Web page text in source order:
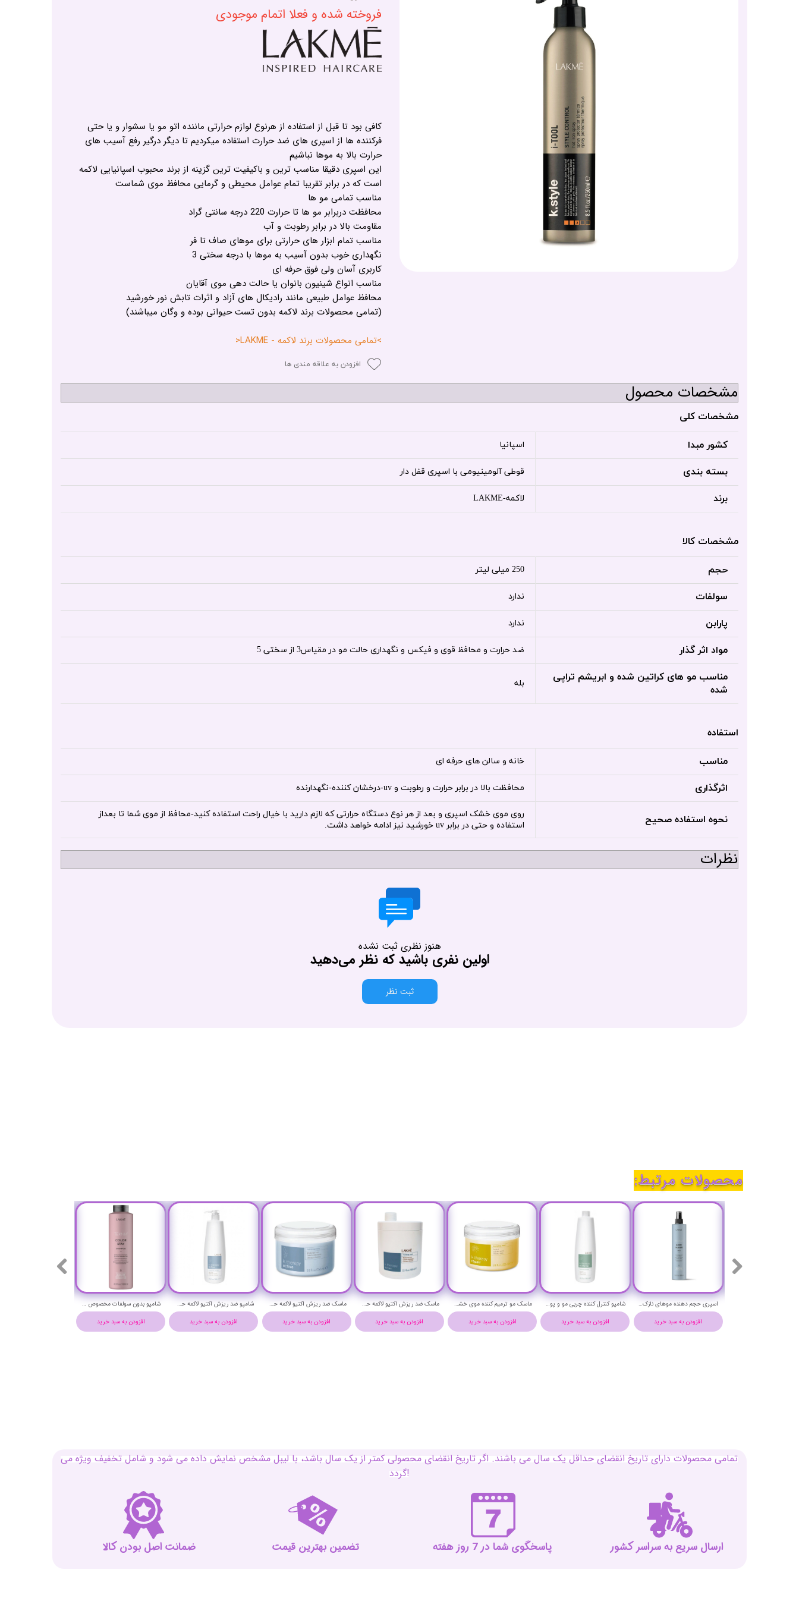
فروخته شده و فعلا اتمام موجودی
کافی بود تا قبل از استفاده از هرنوع لوازم حرارتی ماننده اتو مو یا سشوار و یا حتی
فرکننده ها از اسپری های ضد حرارت استفاده میکردیم تا دیگر درگیر رفع آسیب های
حرارت بالا به موها نباشیم
این اسپری دقیقا مناسب ترین و باکیفیت ترین گزینه از برند محبوب اسپانیایی لاکمه
است که در برابر تقریبا تمام عوامل محیطی و گرمایی محافظ موی شماست
مناسب تمامی مو ها
محافظت دربرابر مو ها تا حرارت 220 درجه سانتی گراد
مقاومت بالا در برابر رطوبت و آب
مناسب تمام ابزار های حرارتی برای موهای صاف تا فر
نگهداری خوب بدون آسیب به موها با درجه سختی 3
کاربری آسان ولی فوق حرفه ای
مناسب انواع شینیون بانوان یا حالت دهی موی آقایان
محافظ عوامل طبیعی مانند رادیکال های آزاد و اثرات تابش نور خورشید
(تمامی محصولات برند لاکمه بدون تست حیوانی بوده و وگان میباشند)
>تمامی محصولات برند لاکمه - LAKME<
افزودن به علاقه مندی ها
مشخصات محصول
مشخصات کلی
کشور مبدا اسپانیا
بسته بندی قوطی آلومینیومی با اسپری قفل دار
برند لاکمه-LAKME
مشخصات کالا
حجم 250 میلی لیتر
سولفات ندارد
پارابن ندارد
مواد اثر گذار ضد حرارت و محافظ قوی و فیکس و نگهداری حالت مو در مقیاس3 از سختی 5
مناسب مو های کراتین شده و ابریشم تراپی
شده
بله
استفاده
مناسب خانه و سالن های حرفه ای
اثرگذاری محافظت بالا در برابر حرارت و رطوبت و uv-درخشان کننده-نگهدارنده
نحوه استفاده صحیح
روی موی خشک اسپری و بعد از هر نوع دستگاه حرارتی که لازم دارید با خیال راحت استفاده کنید-محافظ از موی شما تا بعداز
استفاده و حتی در برابر uv خورشید نیز ادامه خواهد داشت.
نظرات
هنوز نظری ثبت نشده
اولین نفری باشید که نظر می‌دهید
ثبت نظر
شامپو بدون سولفات مخصوص مو رنگ شده و آسیب دیده (کالر استی) تکنیا لاکمه حجم 1000 میلی لیتر-Lakme TEKNIA Color Stay Shampoo
افزودن به سبد خرید
شامپو ضد ریزش اکتیو لاکمه حجم 1000 میلی لیتر - Lakme k.therapy active Shampoo
افزودن به سبد خرید
ماسک ضد ریزش اکتیو لاکمه حجم 250 میلی لیتر - Lakme k.therapy active hair mask
افزودن به سبد خرید
ماسک ضد ریزش اکتیو لاکمه حجم 1000 میلی لیتر - Lakme k.therapy active hair mask
افزودن به سبد خرید
ماسک مو ترمیم کننده موی خشک و آسیب دیده لاکمه حجم 250 میلی لیتر - Lakme k.therapy repair hair mask
افزودن به سبد خرید
شامپو کنترل کننده چربی مو و پوست سر لاکمه حجم 1000 میلی لیتر- Lakme k.therapy purifying Shampoo
افزودن به سبد خرید
اسپری حجم دهنده موهای نازک و کم پشت (بادی میکر) تکنیا لاکمه حجم 300 میلی لیتر - Lakme TEKNIA Body Maker MIST
افزودن به سبد خرید
محصولات مرتبط:
تمامی محصولات دارای تاریخ انقضای حداقل یک سال می باشند. اگر تاریخ انقضای محصولی کمتر از یک سال باشد، با لیبل مشخص نمایش داده می شود و شامل تخفیف ویژه می
گردد!
ضمانت اصل بودن کالا تضمین بهترین قیمت پاسخگوی شما در 7 روز هفته ارسال سریع به سراسر کشور